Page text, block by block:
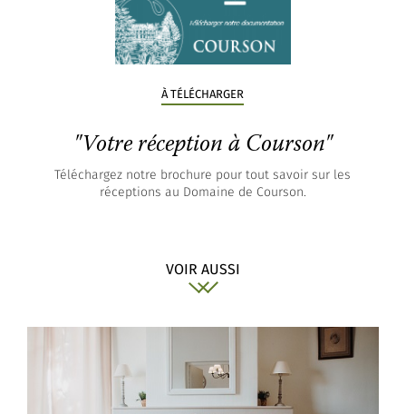
À TÉLÉCHARGER
"Votre réception à Courson"
Téléchargez notre brochure pour tout savoir sur les
réceptions au Domaine de Courson.
VOIR AUSSI